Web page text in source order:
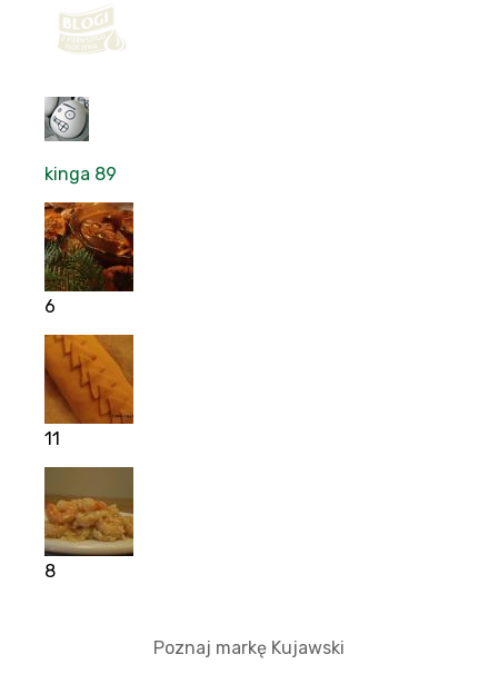
kinga 89
6
11
8
Poznaj markę Kujawski